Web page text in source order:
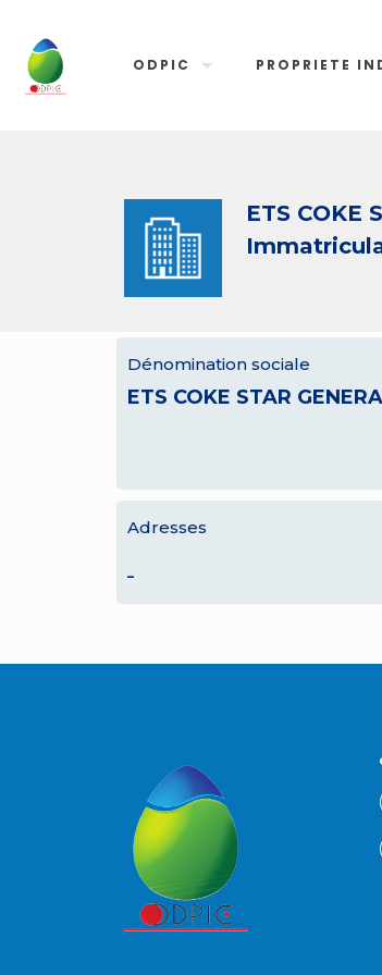
ODPIC PROPRIETE
ETS COKE
Dénomination sociale
ETS COKE STAR
Adresses
–